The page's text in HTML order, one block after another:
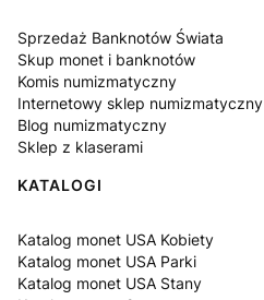
Sprzedaż Banknotów Świata
Skup monet i banknotów
Komis numizmatyczny
Internetowy sklep numizmatyczny
Blog numizmatyczny
Sklep z klaserami
KATALOGI
Katalog monet USA Kobiety
Katalog monet USA Parki
Katalog monet USA Stany